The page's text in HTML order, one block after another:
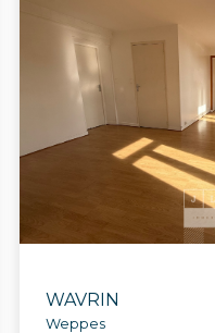
WAVRIN
Weppes